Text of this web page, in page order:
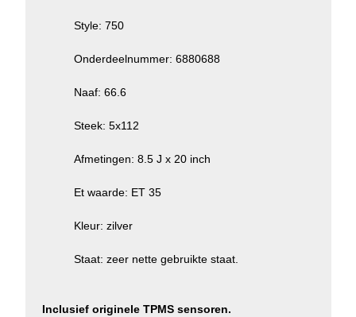
Style: 750
Onderdeelnummer: 6880688
Naaf: 66.6
Steek: 5x112
Afmetingen: 8.5 J x 20 inch
Et waarde: ET 35
Kleur: zilver
Staat: zeer nette gebruikte staat.
Inclusief originele TPMS sensoren.